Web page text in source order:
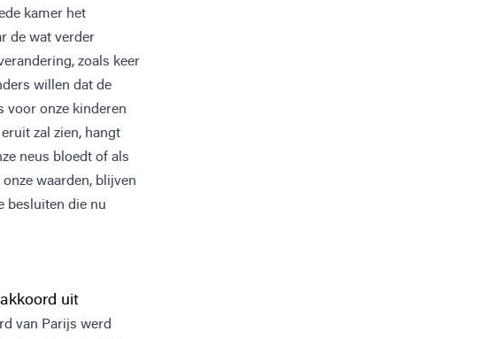
kamer het
de wat verder
zoals keer
willen dat de
voor onze kinderen
zal zien, hangt
neus bloedt of als
waarden, blijven
besluiten die nu
uit
van Parijs werd